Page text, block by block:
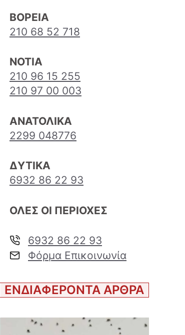
ΒΟΡΕΙΑ
210 68 52 718
ΝΟΤΙΑ
210 96 15 255
210 97 00 003
ΑΝΑΤΟΛΙΚΑ
2299 048776
ΔΥΤΙΚΑ
6932 86 22 93
ΟΛΕΣ ΟΙ ΠΕΡΙΟΧΕΣ
6932 86 22 93
Φόρμα Επικοινωνία
ΕΝΔΙΑΦΕΡΟΝΤΑ ΑΡΘΡΑ